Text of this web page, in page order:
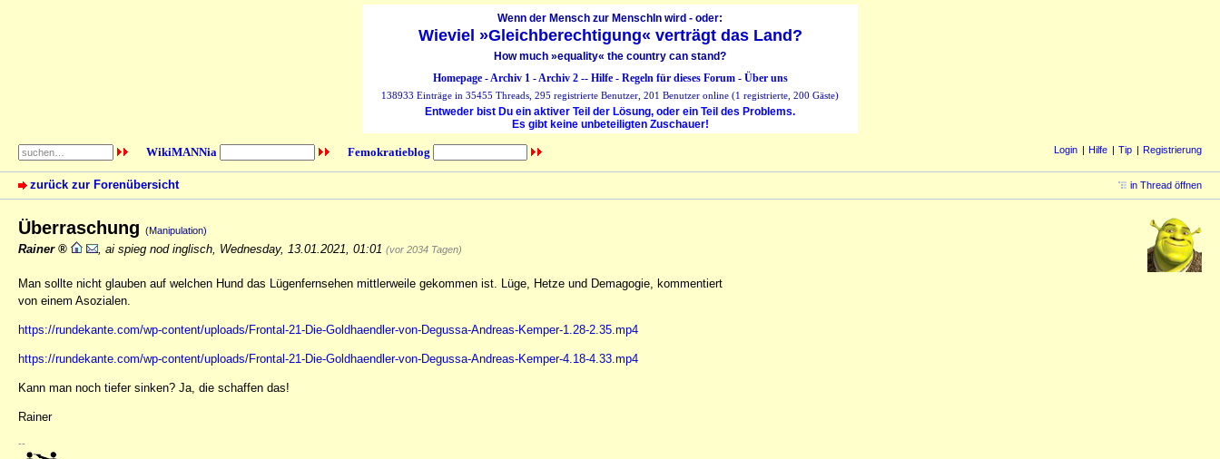
Wenn der Mensch zur MenschIn wird - oder:
Wieviel »Gleichberechtigung« verträgt das Land?
How much »equality« the country can stand?
Homepage-Archiv 1-Archiv 2-- Hilfe- Regeln für dieses Forum- Über uns
138933 Einträge in 35455 Threads, 295 registrierte Benutzer, 201 Benutzer online (1 registrierte, 200 Gäste)
Entweder bist Du ein aktiver Teil der Lösung, oder ein Teil des Problems.
Es gibt keine unbeteiligten Zuschauer!
WikiMANNia Femokratieblog Login Hilfe Tip Registrierung
zurück zur Forenübersicht in Thread öffnen
Überraschung (Manipulation)
Rainer ai spieg nod inglisch Wednesday, 13.01.2021, 01:01 (vor 2034 Tagen)
Man sollte nicht glauben auf welchen Hund das Lügenfernsehen mittlerweile gekommen ist. Lüge, Hetze und Demagogie, kommentiert
von einem Asozialen.
https://rundekante.com/wp-content/uploads/Frontal-21-Die-Goldhaendler-von-Degussa-Andreas-Kemper-1.28-2.35.mp4
https://rundekante.com/wp-content/uploads/Frontal-21-Die-Goldhaendler-von-Degussa-Andreas-Kemper-4.18-4.33.mp4
Kann man noch tiefer sinken? Ja, die schaffen das!
Rainer
--